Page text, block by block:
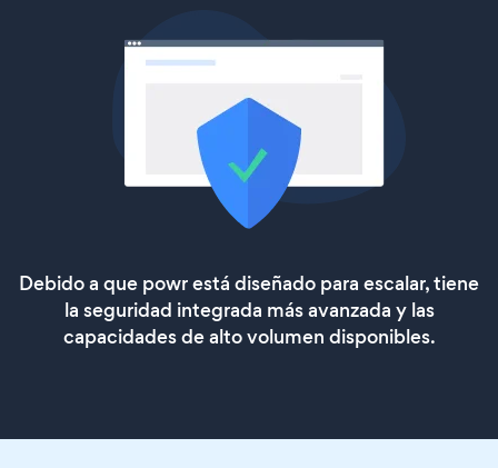
Debido a que powr está diseñado para escalar, tiene
la seguridad integrada más avanzada y las
capacidades de alto volumen disponibles.